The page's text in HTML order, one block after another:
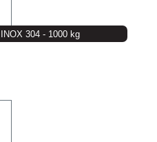
304 - 1000 kg